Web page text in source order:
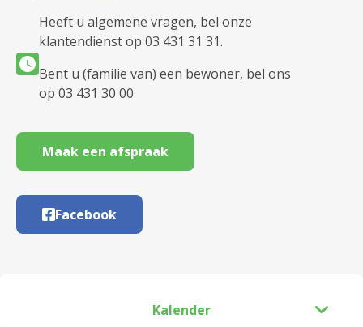
Heeft u algemene vragen, bel onze
klantendienst op 03 431 31 31.
Bent u (familie van) een bewoner, bel ons
op 03 431 30 00
Maak een afspraak
Facebook
Kalender